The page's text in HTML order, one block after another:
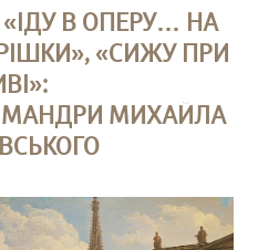
«ІДУ В ОПЕРУ… НА
«СИЖУ ПРИ
МАНДРИ МИХАЙЛА